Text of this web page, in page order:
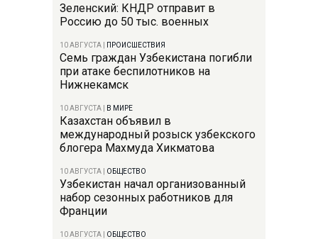
Зеленский: КНДР отправит в
Россию до 50 тыс. военных
10 АВГУСТА ПРОИСШЕСТВИЯ
Семь граждан Узбекистана погибли
при атаке беспилотников на
Нижнекамск
10 АВГУСТА В МИРЕ
Казахстан объявил в
международный розыск узбекского
блогера Махмуда Хикматова
10 АВГУСТА ОБЩЕСТВО
Узбекистан начал организованный
набор сезонных работников для
Франции
10 АВГУСТА ОБЩЕСТВО